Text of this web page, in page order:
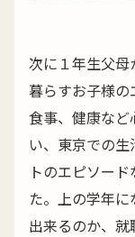
次に１年生父
暮らすお子様の
食事、健康な
い、東京での
トのエピソー
た。上の学年
出来るのか、